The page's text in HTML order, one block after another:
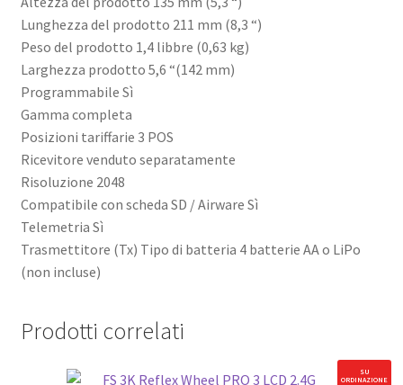
Lunghezza del prodotto 211 mm (8,3 “)
Peso del prodotto 1,4 libbre (0,63 kg)
Larghezza prodotto 5,6 “(142 mm)
Programmabile Sì
Gamma completa
Posizioni tariffarie 3 POS
Ricevitore venduto separatamente
Risoluzione 2048
Compatibile con scheda SD / Airware Sì
Telemetria Sì
Trasmettitore (Tx) Tipo di batteria 4 batterie AA o LiPo
(non incluse)
Prodotti correlati
SU
ORDINAZIONE